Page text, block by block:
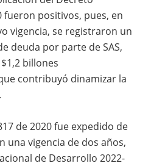
fueron positivos, pues, en
vigencia, se registraron un
deuda por parte de SAS,
billones
contribuyó dinamizar la
de 2020 fue expedido de
una vigencia de dos años,
de Desarrollo 2022-